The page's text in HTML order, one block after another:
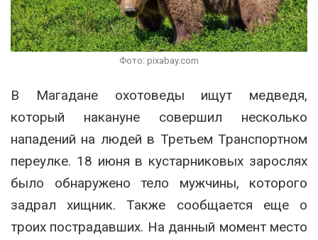
Фото: pixabay.com
В Магадане охотоведы ищут медведя,
который накануне совершил несколько
нападений на людей в Третьем Транспортном
переулке. 18 июня в кустарниковых зарослях
было обнаружено тело мужчины, которого
задрал хищник. Также сообщается еще о
троих пострадавших. На данный момент место